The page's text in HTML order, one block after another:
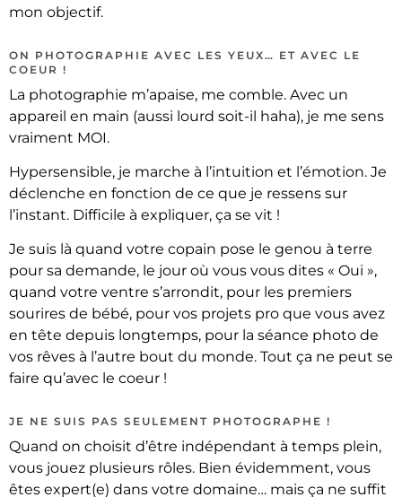
mon objectif.
ON PHOTOGRAPHIE AVEC LES YEUX… ET AVEC LE
COEUR !
La photographie m’apaise, me comble. Avec un
appareil en main (aussi lourd soit-il haha), je me sens
vraiment MOI.
Hypersensible, je marche à l’intuition et l’émotion. Je
déclenche en fonction de ce que je ressens sur
l’instant. Difficile à expliquer, ça se vit !
Je suis là quand votre copain pose le genou à terre
pour sa demande, le jour où vous vous dites « Oui »,
quand votre ventre s’arrondit, pour les premiers
sourires de bébé, pour vos projets pro que vous avez
en tête depuis longtemps, pour la séance photo de
vos rêves à l’autre bout du monde. Tout ça ne peut se
faire qu’avec le coeur !
JE NE SUIS PAS SEULEMENT PHOTOGRAPHE !
Quand on choisit d’être indépendant à temps plein,
vous jouez plusieurs rôles. Bien évidemment, vous
êtes expert(e) dans votre domaine… mais ça ne suffit